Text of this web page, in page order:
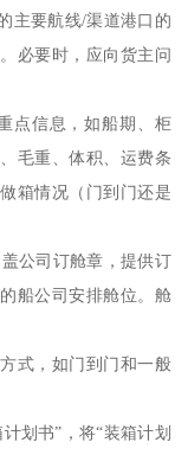
主要航线/渠道港口的
必要时，应向货主问
点信息，如船期、柜
毛重、体积、运费条
箱情况（门到门还是
公司订舱章，提供订
船公司安排舱位。舱
式，如门到门和一般
划书”，将“装箱计划